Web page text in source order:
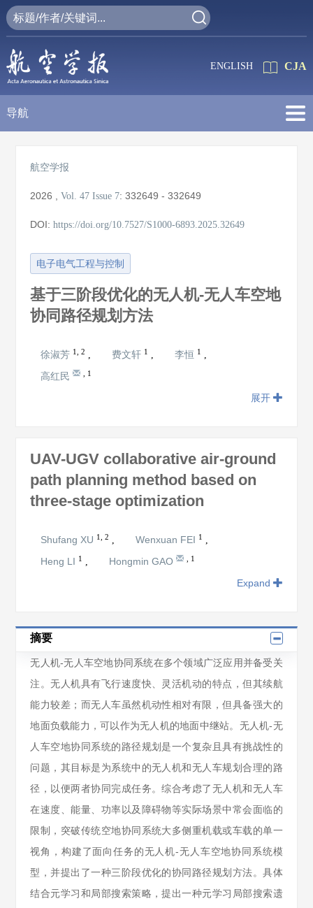
CJA
ENGLISH
导航
航空学报
2026 ,Vol. 47 Issue 7:332649 - 332649
DOI:https://doi.org/10.7527/S1000-6893.2025.32649
电子电气工程与控制
基于三阶段优化的无人机-无人车空地
协同路径规划方法
徐淑芳 1 ,2 , 费文轩 1 , 李恒 1 ,
高红民 1
展开
UAV-UGV collaborative air-ground
path planning method based on
three-stage optimization
Shufang XU 1 ,2 , Wenxuan FEI 1 ,
Heng LI 1 , Hongmin GAO 1
Expand
摘要
无人机-无人车空地协同系统在多个领域广泛应用并备受关
注。无人机具有飞行速度快、灵活机动的特点，但其续航
能力较差；而无人车虽然机动性相对有限，但具备强大的
地面负载能力，可以作为无人机的地面中继站。无人机-无
人车空地协同系统的路径规划是一个复杂且具有挑战性的
问题，其目标是为系统中的无人机和无人车规划合理的路
径，以便两者协同完成任务。综合考虑了无人机和无人车
在速度、能量、功率以及障碍物等实际场景中常会面临的
限制，突破传统空地协同系统大多侧重机载或车载的单一
视角，构建了面向任务的无人机-无人车空地协同系统模
型，并提出了一种三阶段优化的协同路径规划方法。具体
结合元学习和局部搜索策略，提出一种元学习局部搜索遗